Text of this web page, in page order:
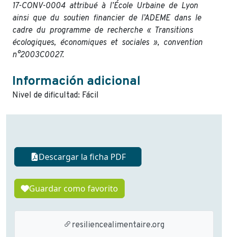
17-CONV-0004 attribué à l’École Urbaine de Lyon
ainsi que du soutien financier de l’ADEME dans le
cadre du programme de recherche « Transitions
écologiques, économiques et sociales », convention
n°2003C0027.
Información adicional
Nivel de dificultad: Fácil
Descargar la ficha PDF
Guardar como favorito
resiliencealimentaire.org